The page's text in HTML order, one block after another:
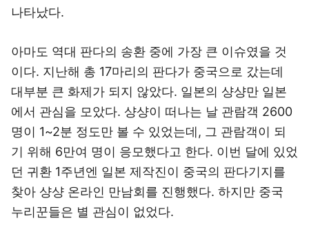
나타났다.
아마도 역대 판다의 송환 중에 가장 큰 이슈였을 것
이다. 지난해 총 17마리의 판다가 중국으로 갔는데
대부분 큰 화제가 되지 않았다. 일본의 샹샹만 일본
에서 관심을 모았다. 샹샹이 떠나는 날 관람객 2600
명이 1~2분 정도만 볼 수 있었는데, 그 관람객이 되
기 위해 6만여 명이 응모했다고 한다. 이번 달에 있었
던 귀환 1주년엔 일본 제작진이 중국의 판다기지를
찾아 샹샹 온라인 만남회를 진행했다. 하지만 중국
누리꾼들은 별 관심이 없었다.